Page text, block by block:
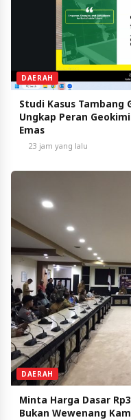
DAERAH
Studi Kasus Tambang
Ungkap Peran
Emas
23 jam yang lalu
DAERAH
Minta Harga Dasar
Bukan Wewenang